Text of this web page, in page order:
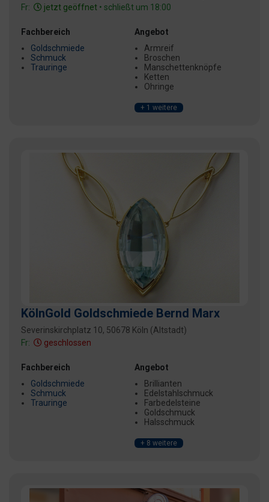
Fr:
jetzt geöffnet • schließt um 18:00
Fachbereich
Goldschmiede
Schmuck
Trauringe
Angebot
Armreif
Broschen
Manschettenknöpfe
Ketten
Ohringe
+ 1 weitere
KölnGold Goldschmiede Bernd Marx
Severinskirchplatz 10, 50678 Köln (Altstadt)
Fr:
geschlossen
Fachbereich
Goldschmiede
Schmuck
Trauringe
Angebot
Brillianten
Edelstahlschmuck
Farbedelsteine
Goldschmuck
Halsschmuck
+ 8 weitere